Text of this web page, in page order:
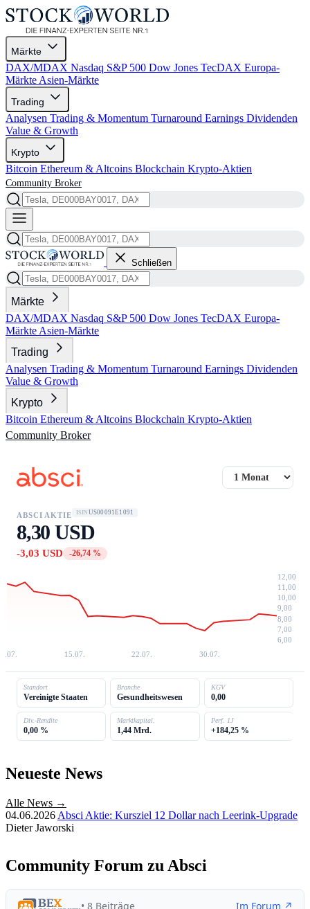
Märkte
DAX/MDAX Nasdaq S&P 500 Dow Jones TecDAX Europa-
Märkte Asien-Märkte
Trading
Analysen Trading & Momentum Turnaround Earnings Dividenden
Value & Growth
Krypto
Bitcoin Ethereum & Altcoins Blockchain Krypto-Aktien
Community Broker
Schließen
Märkte
DAX/MDAX Nasdaq S&P 500 Dow Jones TecDAX Europa-
Märkte Asien-Märkte
Trading
Analysen Trading & Momentum Turnaround Earnings Dividenden
Value & Growth
Krypto
Bitcoin Ethereum & Altcoins Blockchain Krypto-Aktien
Community Broker
ABSCI AKTIE ISIN US00091E1091
8,30 USD
-3,03 USD -26,74 %
12,00
11,00
10,00
9,00
8,00
7,00
6,00
15.07. 22.07. 30.07.
Standort
Vereinigte Staaten
Branche
Gesundheitswesen
KGV
0,00
Div.-Rendite
0,00 %
Marktkapital.
1,44 Mrd.
Perf. 1J
+184,25 %
Neueste News
Alle News →
04.06.2026 Absci Aktie: Kursziel 12 Dollar nach Leerink-Upgrade
Dieter Jaworski
Community Forum zu Absci